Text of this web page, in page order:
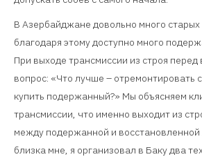
В Азербайджане довольно много
благодаря этому доступно много
При выходе трансмиссии из строя
вопрос: «Что лучше – отремонтировать
купить подержанный?» Мы объясняем
трансмиссии, что именно выходит из
между подержанной и
близка мне, я организовал в Баку два